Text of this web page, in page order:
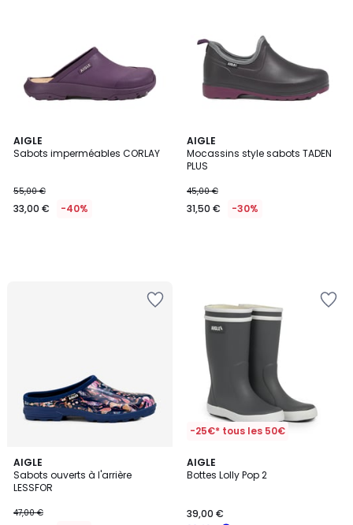
AIGLE
Sabots imperméables CORLAY
55,00 €
33,00 € -40%
AIGLE
Mocassins style sabots TADEN
PLUS
45,00 €
31,50 € -30%
AIGLE
Sabots ouverts à l'arrière
LESSFOR
47,00 €
1
/
5
-25€* tous les 50€
AIGLE
Bottes Lolly Pop 2
39,00 €